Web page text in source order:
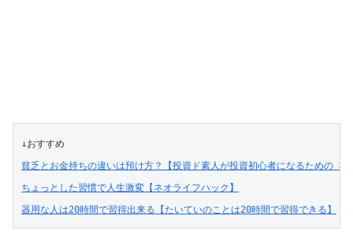
↓おすすめ
貧乏とお金持ちの違いは預け方？【投資ド素人が投資初心者になるための
ちょっとした習慣で人生激変【ネオライフハック】
器用な人は20時間で習得出来る【たいていのことは20時間で習得できる】